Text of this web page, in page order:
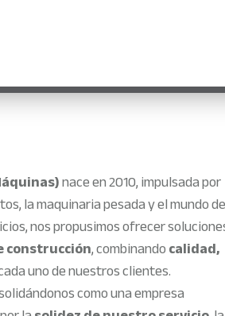
nace en 2010, impulsada por
la maquinaria pesada y el mundo de
nos propusimos ofrecer
construcción, combinandocalidad,
uno de nuestros clientes.
como una empresa